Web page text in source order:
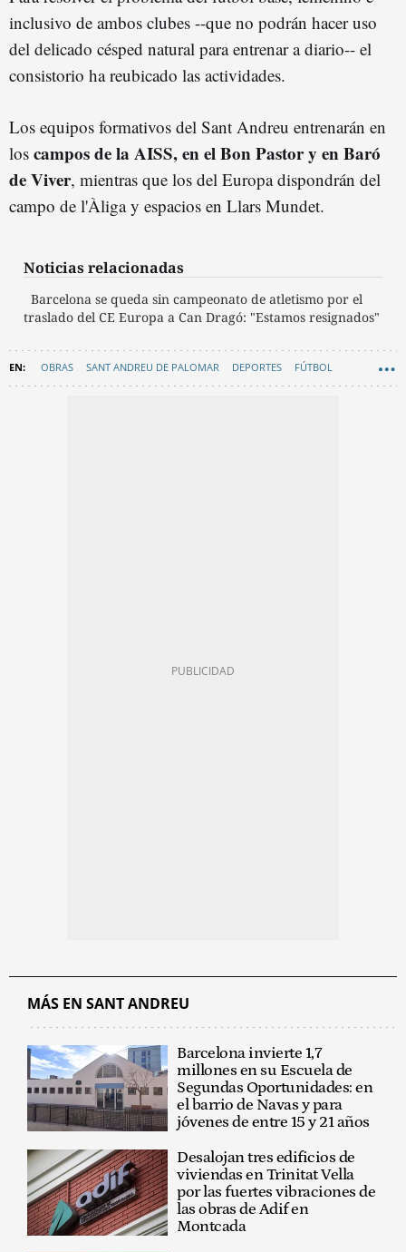
inclusivo de ambos clubes --que no podrán hacer uso
del delicado césped natural para entrenar a diario-- el
consistorio ha reubicado las actividades.
Los equipos formativos del Sant Andreu entrenarán en
los campos de la AISS, en el Bon Pastor y en Baró
de Viver, mientras que los del Europa dispondrán del
campo de l'Àliga y espacios en Llars Mundet.
Noticias relacionadas
Barcelona se queda sin campeonato de atletismo por el
traslado del CE Europa a Can Dragó: "Estamos resignados"
OBRAS SANT ANDREU DE PALOMAR DEPORTES FÚTBOL
MÁS EN SANT ANDREU
Barcelona invierte 1,7
millones en su Escuela de
Segundas Oportunidades: en
el barrio de Navas y para
jóvenes de entre 15 y 21 años
Desalojan tres edificios de
viviendas en Trinitat Vella
por las fuertes vibraciones de
las obras de Adif en
Montcada